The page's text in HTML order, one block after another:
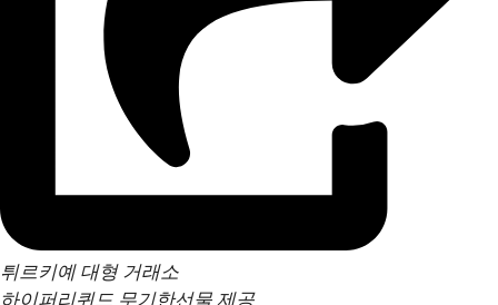
튀르키예 대형 거래소
하이퍼리퀴드 무기한선물 제공